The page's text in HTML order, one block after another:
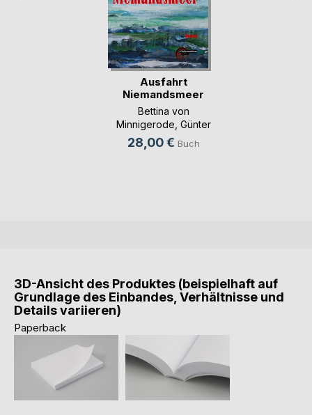
Ausfahrt
Niemandsmeer
Bettina von
Minnigerode Günter
Eichberger
28,00 € Buch
3D-Ansicht des Produktes (beispielhaft auf
Grundlage des Einbandes, Verhältnisse und
Details variieren)
Paperback